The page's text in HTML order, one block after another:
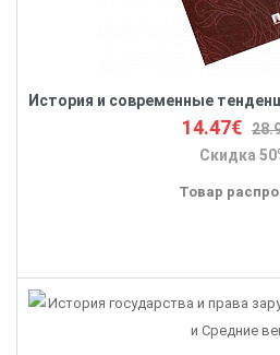
14.47€
Скидка
Товар